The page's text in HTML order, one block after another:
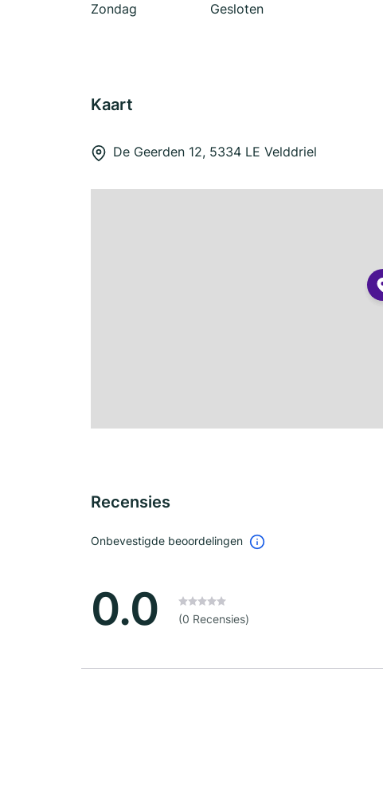
Zondag
Gesloten
Kaart
De Geerden 12, 5334 LE Velddriel
Recensies
Onbevestigde beoordelingen
0.0 (0 Recensies)